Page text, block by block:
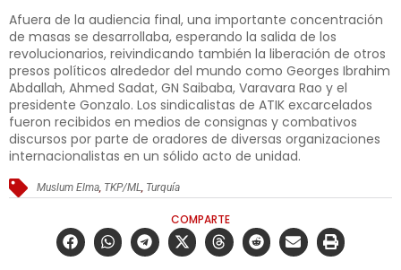
Afuera de la audiencia final, una importante concentración
de masas se desarrollaba, esperando la salida de los
revolucionarios, reivindicando también la liberación de otros
presos políticos alrededor del mundo como Georges Ibrahim
Abdallah, Ahmed Sadat, GN Saibaba, Varavara Rao y el
presidente Gonzalo. Los sindicalistas de ATIK excarcelados
fueron recibidos en medios de consignas y combativos
discursos por parte de oradores de diversas organizaciones
internacionalistas en un sólido acto de unidad.
Muslum Elma, TKP/ML, Turquía
COMPARTE